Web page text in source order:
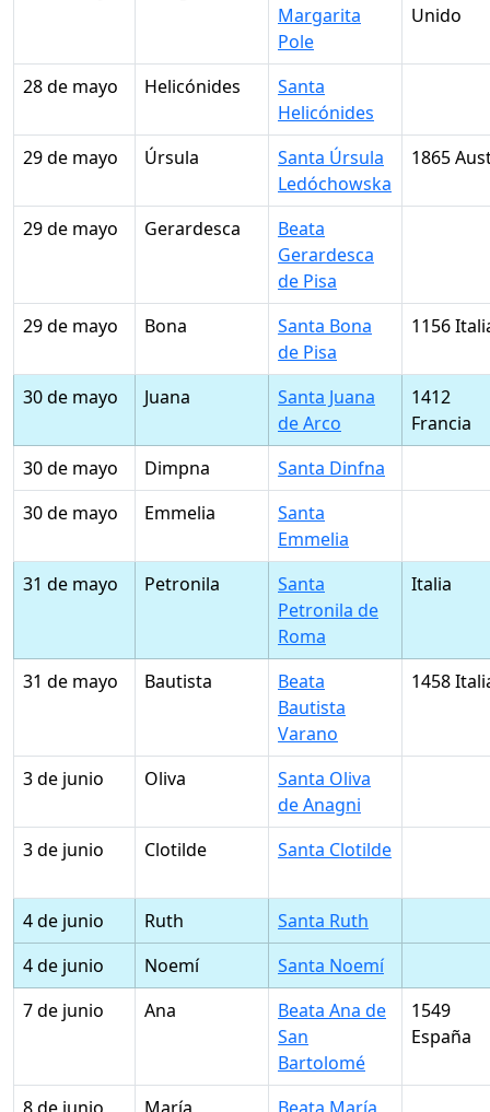
Margarita
Pole
Unido
28 de mayo Helicónides
Santa
Helicónides
29 de mayo
Úrsula
Santa Úrsula
Ledóchowska
1865
29 de mayo Gerardesca
Beata
Gerardesca
de Pisa
29 de mayo
Bona
Santa Bona
de Pisa
1156
30 de mayo Juana
Santa Juana
de Arco
1412
Francia
30 de mayo
Dimpna
Santa Dinfna
30 de mayo
Emmelia
Santa
Emmelia
31 de mayo
Petronila
Santa
Petronila de
Roma
Italia
31 de mayo Bautista
Beata
Bautista
Varano
1458
3 de junio Oliva
Santa Oliva
de Anagni
3 de junio
Clotilde Santa Clotilde
4 de junio Ruth
Santa Ruth
4 de junio
Noemí
Santa Noemí
7 de junio
Ana
Beata Ana de
San
Bartolomé
1549
España